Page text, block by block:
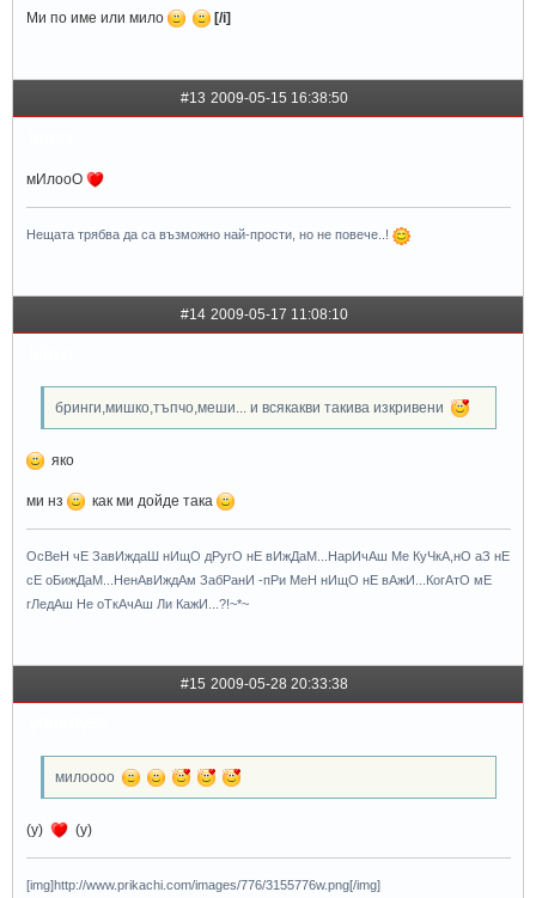
Ми по име или мило [/i]
#13 2009-05-15 16:38:50
мИлооО
Нещата трябва да са възможно най-прости, но не повече..!
#14 2009-05-17 11:08:10
бринги,мишко,тъпчо,меши... и всякакви такива изкривени
яко
ми нз как ми дойде така
ОсВеН чЕ ЗавИждаШ нИщО дРугО нЕ вИжДаМ...НарИчАш Ме КуЧкА,нО аЗ нЕ
сЕ оБижДаМ...НенАвИждАм ЗабРанИ -пРи МеН нИщО нЕ вАжИ...КогАтО мЕ
гЛедАш Не оТкАчАш Ли КажИ...?!~*~
#15 2009-05-28 20:33:38
милоооо
(y) (y)
[img]http://www.prikachi.com/images/776/3155776w.png[/img]